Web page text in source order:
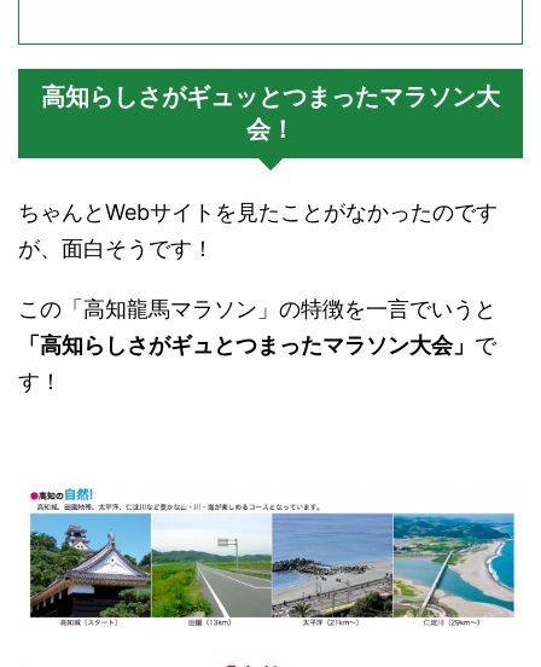
高知らしさがギュッとつまったマラソン大
会！
ちゃんとWebサイトを見たことがなかったのです
が、面白そうです！
この「高知龍馬マラソン」の特徴を一言でいうと
「高知らしさがギュとつまったマラソン大会」 で
す！